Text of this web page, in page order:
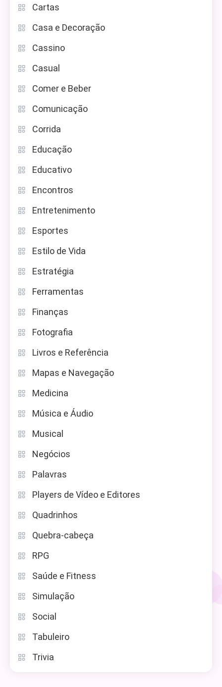
Cartas
Casa e Decoração
Cassino
Casual
Comer e Beber
Comunicação
Corrida
Educação
Educativo
Encontros
Entretenimento
Esportes
Estilo de Vida
Estratégia
Ferramentas
Finanças
Fotografia
Livros e Referência
Mapas e Navegação
Medicina
Música e Áudio
Musical
Negócios
Palavras
Players de Vídeo e Editores
Quadrinhos
Quebra-cabeça
RPG
Saúde e Fitness
Simulação
Social
Tabuleiro
Trivia